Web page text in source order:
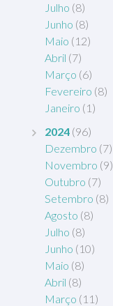
Julho (8)
Junho (8)
Maio (12)
Abril (7)
Março (6)
Fevereiro (8)
Janeiro (1)
2024 (96)
Dezembro (7)
Novembro (9)
Outubro (7)
Setembro (8)
Agosto (8)
Julho (8)
Junho (10)
Maio (8)
Abril (8)
Março (11)